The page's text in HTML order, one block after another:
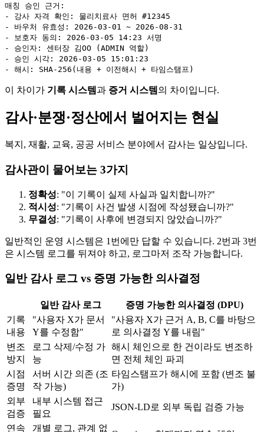
매칭 승인 근거:
- 강사 자격 확인: 물리치료사 면허 #12345
- 바우처 유효성: 2026-03-01 ~ 2026-08-31
- 보호자 동의: 2026-03-05 14:23 서명
- 승인자: 센터장 김OO (ADMIN 역할)
- 승인 시각: 2026-03-05 15:01:23
이 차이가 기록 시스템과 증거 시스템 의 차이입니다.
감사·분쟁·정산에서 벌어지는 현실
복지, 재활, 교육, 공공 서비스 분야에서 감사는 일상입니다.
감사관이 물어보는 3가지
정확성: "이 기록이 실제 사실과 일치합니까?"
적시성: "기록이 사건 발생 시점에 작성됐습니까?"
무결성: "기록이 사후에 변경되지 않았습니까?"
일반적인 운영 시스템은 1번에만 답할 수 있습니다. 2번과 3번
은 시스템 로그를 뒤져야 하고, 로그마저 조작 가능합니다.
일반 감사 로그 vs 증명 가능한 의사결정
일반 감사 로그
증명 가능한 의사결정 (DPU)
기록
내용
"사용자 X가 문서
Y를 수정함"
"사용자 X가 근거 A, B, C를 바탕으
로 의사결정 Y를 내림"
변조
방지
로그 삭제/수정 가
능
해시 체인으로 한 건이라도 변조하
면 전체 체인 파괴
시점
증명
서버 시간 의존 (조
작 가능)
타임스탬프가 해시에 포함 (변조 불
가)
외부
검증
내부 시스템 접근
필요
JSON-LD로 외부 독립 검증 가능
연속 개별 로그, 관계 없